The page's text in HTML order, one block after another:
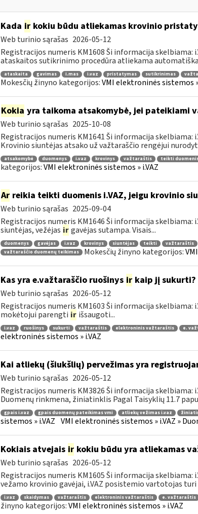
Kada irkokiu būdu atliekamas krovinio
Web turinio sąrašas 2026-05-12
Registracijos numeris KM1608 Ši informacija
ataskaitos sutikrinimo procedūra atliekama
ataskaita gavimas i.mas i.vaz pristatymas sutikrinimas
Mokesčių žinyno kategorijos:VMI elektroninės sistemos »
Kokia yra taikoma atsakomybė, jei pateikiami
Web turinio sąrašas 2025-10-08
Registracijos numeris KM1641 Ši informacija
Krovinio siuntėjas atsako už važtaraščio rengėjui
atsakomybė duomenys i.vaz krovinys važtaraštis teikti
kategorijos:VMI elektroninės sistemos » i.VAZ
Arreikia teikti duomenis i.VAZ, jeigu krovinio
Web turinio sąrašas 2025-09-04
Registracijos numeris KM1646 Ši informacija
siuntėjas, vežėjas ir gavėjas sutampa. Visais...
duomenys gavėjas i.vaz krovinys siuntėjas teikti važtaraštis
važtaraščio duomenų teikimas
Mokesčių žinyno kategorijos:
Kas yra e.važtaraščio ruošinys irkaip jį sukurti?
Web turinio sąrašas 2026-05-12
Registracijos numeris KM1603 Ši informacija skelbiama:
mokėtojui parengti ir išsaugoti...
i.vaz ruošinys sukurti važtaraštis elektroninis važtaraštis e.
elektroninės sistemos » i.VAZ
Kai atliekų (šiukšlių) pervežimas yra
Web turinio sąrašas 2026-05-12
Registracijos numeris KM3826 Ši informacija
Duomenų rinkmena, žiniatinklis Pagal Taisyklių 11.7
gpais i.vaz gpais duomenų pateikimas vmi atliekų vežimas i.vaz
sistemos » i.VAZ VMI elektroninės sistemos » i.VAZ »
Kokiais atvejais irkokiu būdu yra atliekamas
Web turinio sąrašas 2026-05-12
Registracijos numeris KM1605 Ši informacija
vežamo krovinio gavėjai, i.VAZ posistemio vartotojas turi
i.vaz skaidymas važtaraštis elektroninis važtaraštis e. važtaraštis
žinyno kategorijos:VMI elektroninės sistemos » i.VAZ